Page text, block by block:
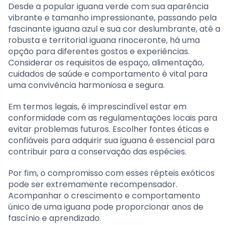
Desde a popular iguana verde com sua aparência
vibrante e tamanho impressionante, passando pela
fascinante iguana azul e sua cor deslumbrante, até a
robusta e territorial iguana rinoceronte, há uma
opção para diferentes gostos e experiências.
Considerar os requisitos de espaço, alimentação,
cuidados de saúde e comportamento é vital para
uma convivência harmoniosa e segura.
Em termos legais, é imprescindível estar em
conformidade com as regulamentações locais para
evitar problemas futuros. Escolher fontes éticas e
confiáveis para adquirir sua iguana é essencial para
contribuir para a conservação das espécies.
Por fim, o compromisso com esses répteis exóticos
pode ser extremamente recompensador.
Acompanhar o crescimento e comportamento
único de uma iguana pode proporcionar anos de
fascínio e aprendizado.